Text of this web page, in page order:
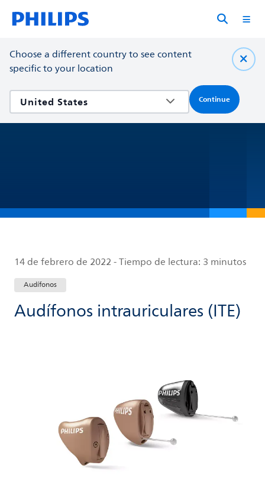
Choose a different country to see content
specific to your location
Continue
14 de febrero de 2022-Tiempo de lectura: 3 minutos
Audífonos
Audífonos intrauriculares (ITE)